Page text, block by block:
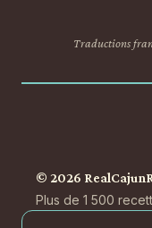
Traductions
© 2026
Plus de 1 500